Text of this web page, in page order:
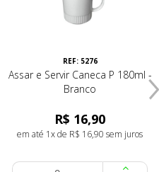
REF: 5276
Assar e Servir Caneca P 180ml -
Branco
R$ 16,90
em até 1x de R$ 16,90 sem juros